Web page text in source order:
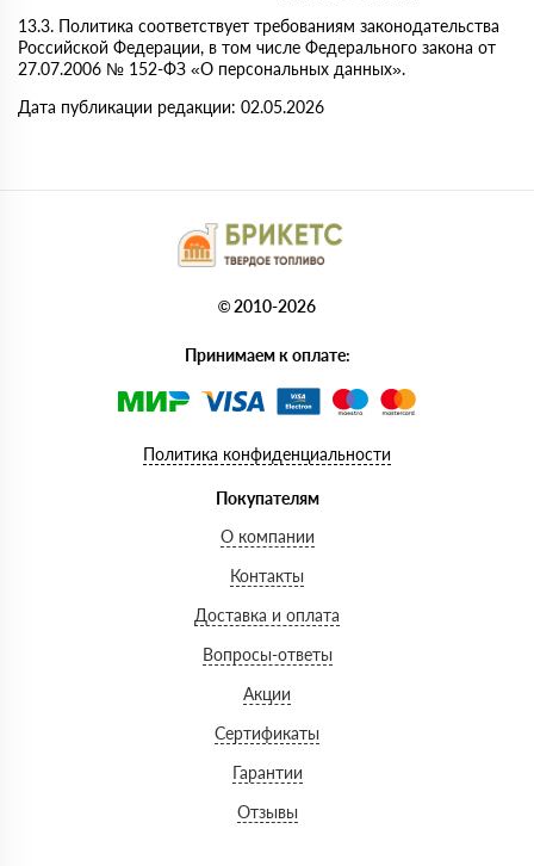
13.3. Политика соответствует требованиям законодательства
Российской Федерации, в том числе Федерального закона от
27.07.2006 № 152-ФЗ «О персональных данных».
Дата публикации редакции: 02.05.2026
© 2010-2026
Принимаем к оплате:
Политика конфиденциальности
Покупателям
О компании
Контакты
Доставка и оплата
Вопросы-ответы
Акции
Сертификаты
Гарантии
Отзывы